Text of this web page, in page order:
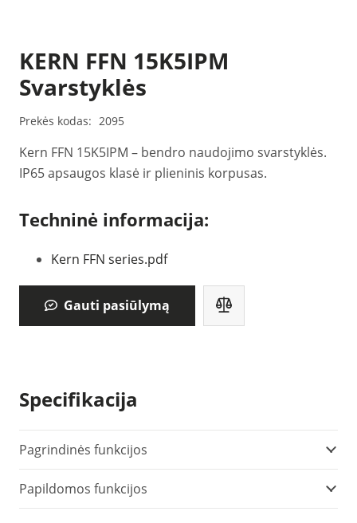
KERN FFN 15K5IPM
Svarstyklės
Prekės kodas: 2095
Kern FFN 15K5IPM – bendro naudojimo svarstyklės.
IP65 apsaugos klasė ir plieninis korpusas.
Techninė informacija:
Kern FFN series.pdf
Gauti pasiūlymą
Specifikacija
Pagrindinės funkcijos
Papildomos funkcijos